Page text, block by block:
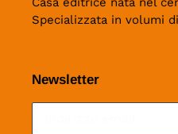
Specializzata in volumi
Newsletter